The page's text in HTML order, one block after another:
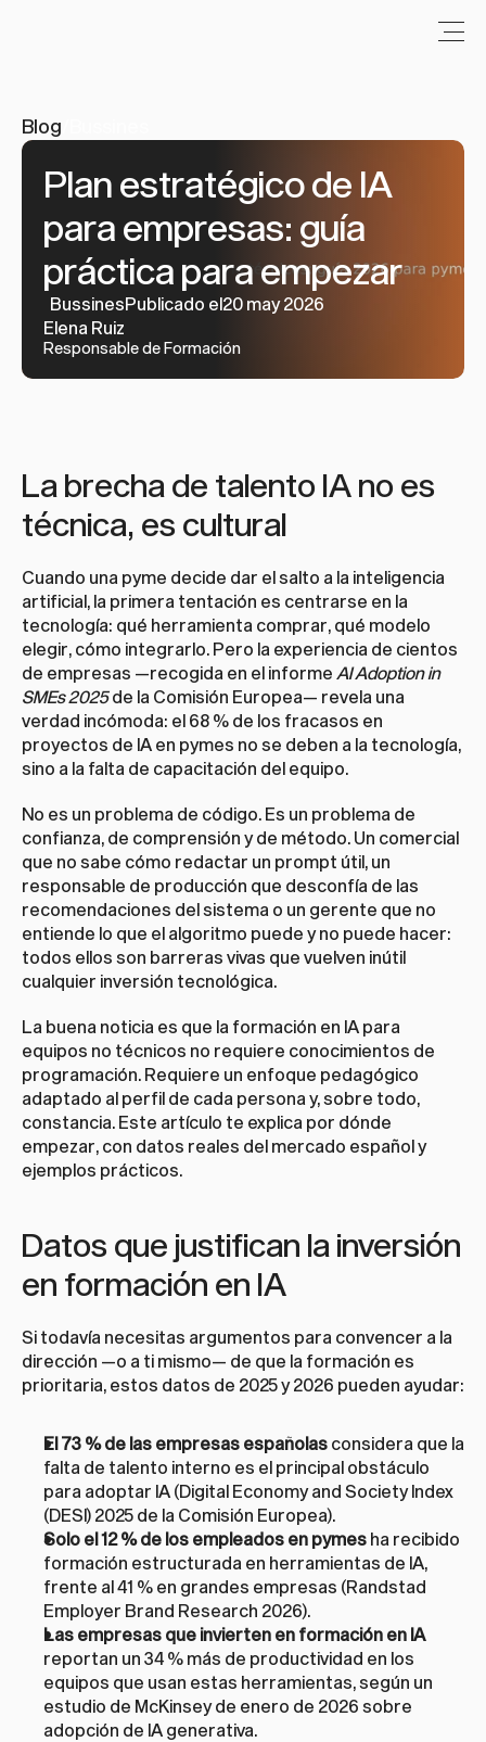
Blog
Plan estratégico de IA
para empresas: guía
práctica para empezar
BussinesPublicado el20 may 2026
Elena Ruiz
Responsable de Formación
La brecha de talento IA no es
técnica, es cultural
Cuando una pyme decide dar el salto a la inteligencia
artificial, la primera tentación es centrarse en la
tecnología: qué herramienta comprar, qué modelo
elegir, cómo integrarlo. Pero la experiencia de cientos
de empresas —recogida en el informe AI Adoption in
SMEs 2025 de la Comisión Europea— revela una
verdad incómoda: el 68 % de los fracasos en
proyectos de IA en pymes no se deben a la tecnología,
sino a la falta de capacitación del equipo.
No es un problema de código. Es un problema de
confianza, de comprensión y de método. Un comercial
que no sabe cómo redactar un prompt útil, un
responsable de producción que desconfía de las
recomendaciones del sistema o un gerente que no
entiende lo que el algoritmo puede y no puede hacer:
todos ellos son barreras vivas que vuelven inútil
cualquier inversión tecnológica.
La buena noticia es que la formación en IA para
equipos no técnicos no requiere conocimientos de
programación. Requiere un enfoque pedagógico
adaptado al perfil de cada persona y, sobre todo,
constancia. Este artículo te explica por dónde
empezar, con datos reales del mercado español y
ejemplos prácticos.
Datos que justifican la inversión
en formación en IA
Si todavía necesitas argumentos para convencer a la
dirección —o a ti mismo— de que la formación es
prioritaria, estos datos de 2025 y 2026 pueden ayudar:
El 73 % de las empresas españolas considera que la
falta de talento interno es el principal obstáculo
para adoptar IA (Digital Economy and Society Index
(DESI) 2025 de la Comisión Europea).
Solo el 12 % de los empleados en pymes ha recibido
formación estructurada en herramientas de IA,
frente al 41 % en grandes empresas (Randstad
Employer Brand Research 2026).
Las empresas que invierten en formación en IA
reportan un 34 % más de productividad en los
equipos que usan estas herramientas, según un
estudio de McKinsey de enero de 2026 sobre
adopción de IA generativa.